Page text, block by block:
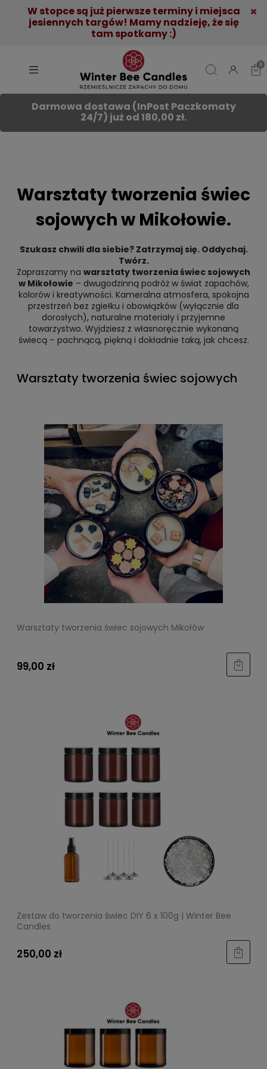
W stopce są już pierwsze terminy i miejsca
jesiennych targów! Mamy nadzieję, że się
tam spotkamy :)
Darmowa dostawa (InPost Paczkomaty
24/7) już od 180,00 zł.
Warsztaty tworzenia świec
sojowych w Mikołowie.
Szukasz chwili dla siebie? Zatrzymaj się. Oddychaj.
Twórz.
Zapraszamy na warsztaty tworzenia świec sojowych
w Mikołowie – dwugodzinną podróż w świat zapachów,
kolorów i kreatywności. Kameralna atmosfera, spokojna
przestrzeń bez zgiełku i obowiązków (wyłącznie dla
dorosłych), naturalne materiały i przyjemne
towarzystwo. Wyjdziesz z własnoręcznie wykonaną
świecą – pachnącą, piękną i dokładnie taką, jak chcesz.
Warsztaty tworzenia świec sojowych
Warsztaty tworzenia świec sojowych Mikołów
99,00 zł
Zestaw do tworzenia świec DIY 6 x 100g | Winter Bee
Candles
250,00 zł